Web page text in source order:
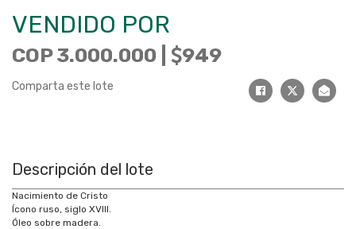
VENDIDO POR
COP 3.000.000 | 949
Comparta este lote
Descripción del lote
Nacimiento de Cristo
Ícono ruso, siglo XVIII.
Óleo sobre madera.